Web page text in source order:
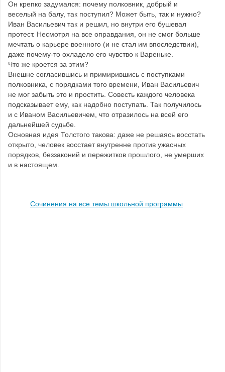
Он крепко задумался: почему полковник, добрый и
веселый на балу, так поступил? Может быть, так и нужно?
Иван Васильевич так и решил, но внутри его бушевал
протест. Несмотря на все оправдания, он не смог больше
мечтать о карьере военного (и не стал им впоследствии),
даже почему-то охладело его чувство к Вареньке.
Что же кроется за этим?
Внешне согласившись и примирившись с поступками
полковника, с порядками того времени, Иван Васильевич
не мог забыть это и простить. Совесть каждого человека
подсказывает ему, как надобно поступать. Так получилось
и с Иваном Васильевичем, что отразилось на всей его
дальнейшей судьбе.
Основная идея Толстого такова: даже не решаясь восстать
открыто, человек восстает внутренне против ужасных
порядков, беззаконий и пережитков прошлого, не умерших
и в настоящем.
Сочинения на все темы школьной программы